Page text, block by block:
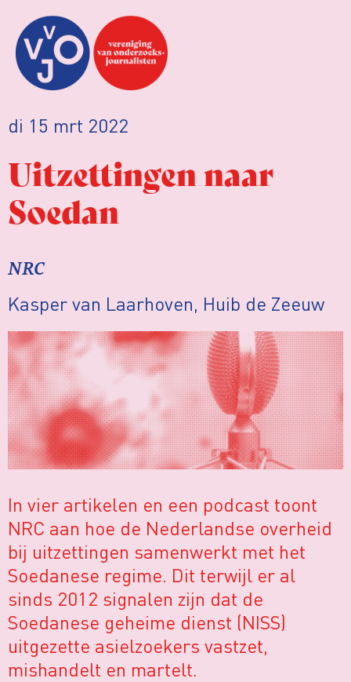
di 15 mrt 2022
Uitzettingen naar
Soedan
NRC
Kasper van Laarhoven, Huib de Zeeuw
In vier artikelen en een podcast toont
NRC aan hoe de Nederlandse overheid
bij uitzettingen samenwerkt met het
Soedanese regime. Dit terwijl er al
sinds 2012 signalen zijn dat de
Soedanese geheime dienst (NISS)
uitgezette asielzoekers vastzet,
mishandelt en martelt.